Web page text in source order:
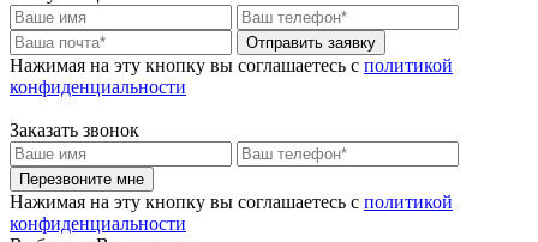
Отправить заявку
Нажимая на эту кнопку вы соглашаетесь c политикой
конфиденциальности
Заказать звонок
Перезвоните мне
Нажимая на эту кнопку вы соглашаетесь c политикой
конфиденциальности